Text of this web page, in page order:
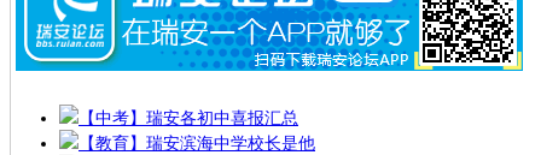
【中考】瑞安各初中喜报汇总
【教育】瑞安滨海中学校长是他